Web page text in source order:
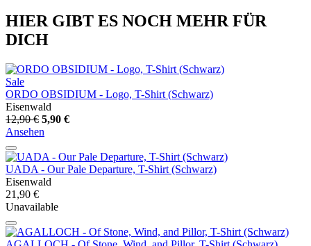
HIER GIBT ES NOCH MEHR FÜR
DICH
Sale
ORDO OBSIDIUM - Logo, T-Shirt (Schwarz)
Eisenwald
12,90 € 5,90 €
Ansehen
UADA - Our Pale Departure, T-Shirt (Schwarz)
Eisenwald
21,90 €
Unavailable